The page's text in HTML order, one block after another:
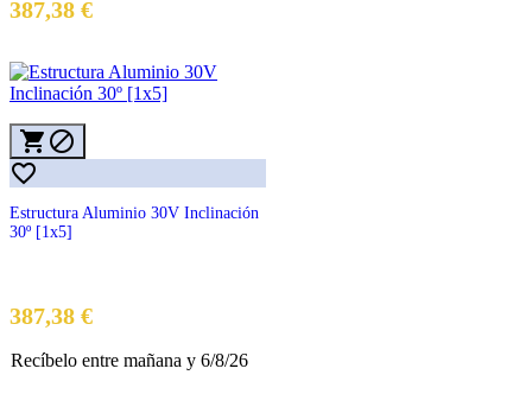
387,38 €
 

Estructura Aluminio 30V Inclinación
30º [1x5]
387,38 €Precio
Recíbelo entre mañana y 6/8/26